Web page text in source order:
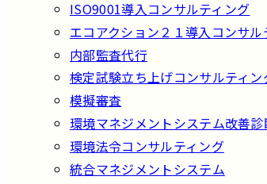
ISO9001導入コンサルティング
エコアクション２１導入コンサル
内部監査代行
検定試験立ち上げコンサルティン
模擬審査
環境マネジメントシステム改善診
環境法令コンサルティング
統合マネジメントシステム